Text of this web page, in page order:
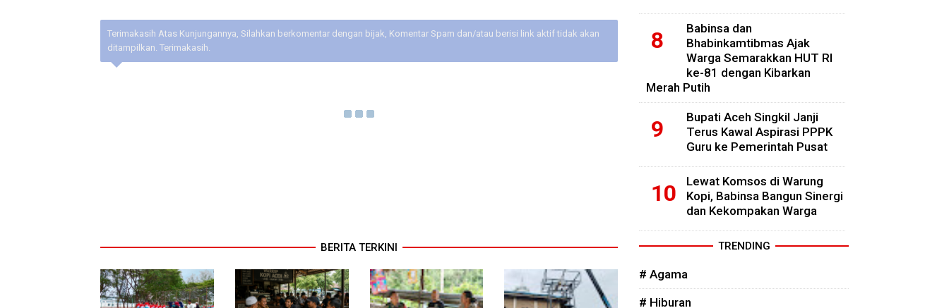
Terimakasih Atas Kunjungannya, Silahkan berkomentar dengan bijak, Komentar Spam dan/atau berisi link aktif tidak akan
ditampilkan. Terimakasih.
BERITA TERKINI
Babinsa dan
Bhabinkamtibmas Ajak
Warga Semarakkan HUT RI
ke-81 dengan Kibarkan
Merah Putih
Bupati Aceh Singkil Janji
Terus Kawal Aspirasi PPPK
Guru ke Pemerintah Pusat
Lewat Komsos di Warung
Kopi, Babinsa Bangun Sinergi
dan Kekompakan Warga
TRENDING
# Agama
# Hiburan